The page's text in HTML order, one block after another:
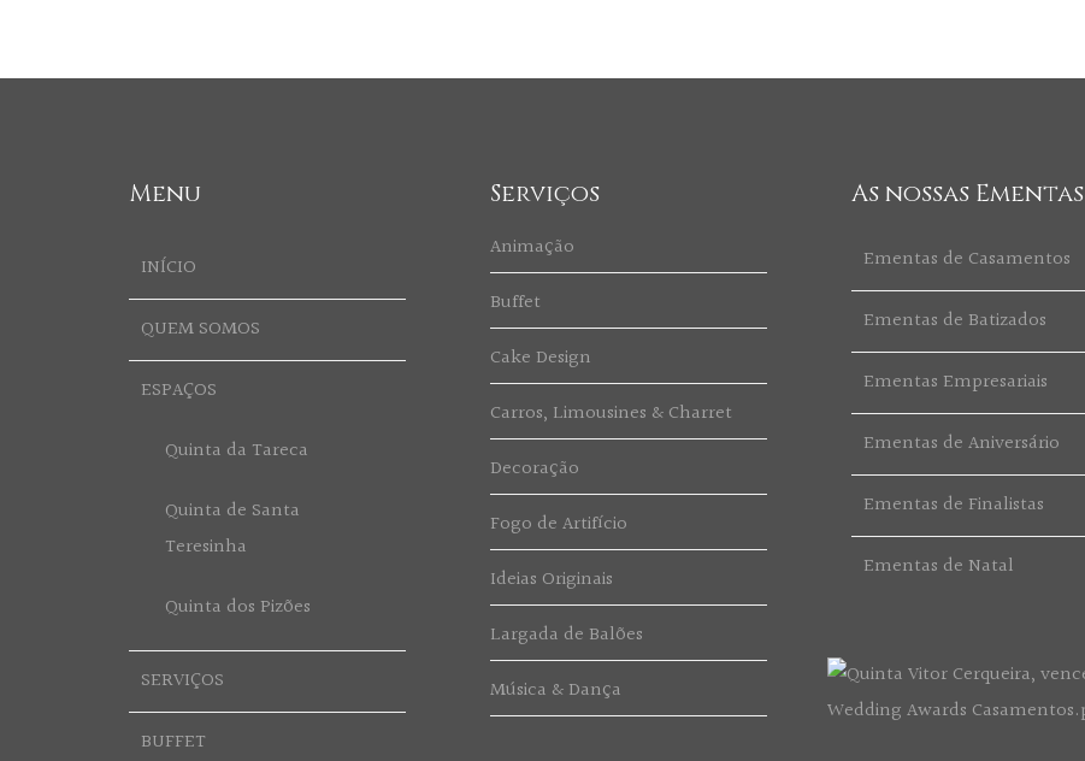
Menu
INÍCIO
QUEM SOMOS
ESPAÇOS
Quinta da Tareca
Quinta de Santa
Teresinha
Quinta dos Pizões
SERVIÇOS
BUFFET
Serviços
Animação
Buffet
Cake Design
Carros, Limousines & Charret
Decoração
Fogo de Artifício
Ideias Originais
Largada de Balões
Música & Dança
As nossas Ementas
Ementas de Casamentos
Ementas de Batizados
Ementas Empresariais
Ementas de Aniversário
Ementas de Finalistas
Ementas de Natal